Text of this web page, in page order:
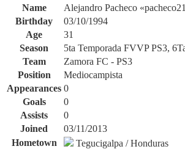
Name
Alejandro Pacheco
Birthday
03/10/1994
Age
31
Season
5ta Temporada FVVP PS3,
Team
Zamora FC - PS3
Position
Mediocampista
Appearances 0
Goals
0
Assists
0
Joined
03/11/2013
Hometown
Tegucigalpa / Honduras